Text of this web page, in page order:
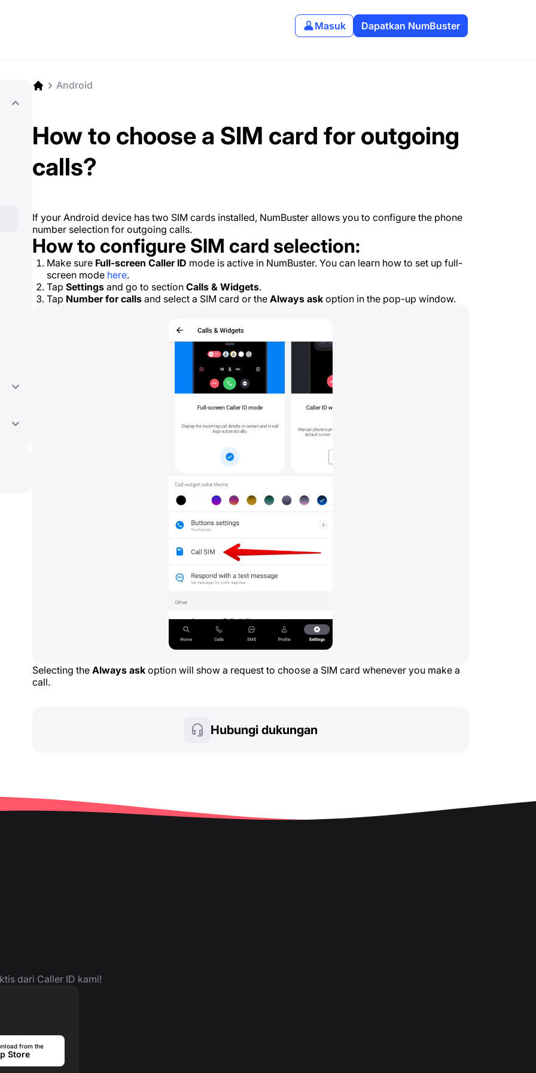
Masuk Dapatkan NumBuster
Android
How to choose a SIM card for outgoing
calls?
If your Android device has two SIM cards installed, NumBuster allows you to configure the phone
number selection for outgoing calls.
How to configure SIM card selection:
Make sure Full-screen Caller ID mode is active in NumBuster. You can learn how to set up full-
screen mode here.
Tap Settings and go to section Calls & Widgets.
Tap Number for calls and select a SIM card or the Always ask option in the pop-up window.
Selecting the Always ask option will show a request to choose a SIM card whenever you make a
call.
Hubungi dukungan
dari Caller ID kami!
from the
Store